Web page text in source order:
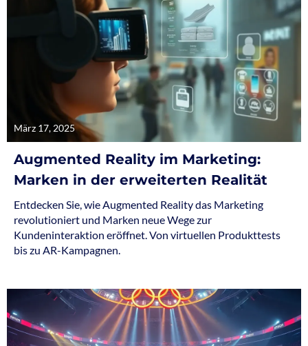
März 17, 2025
Augmented Reality im Marketing:
Marken in der erweiterten Realität
Entdecken Sie, wie Augmented Reality das Marketing
revolutioniert und Marken neue Wege zur
Kundeninteraktion eröffnet. Von virtuellen Produkttests
bis zu AR-Kampagnen.